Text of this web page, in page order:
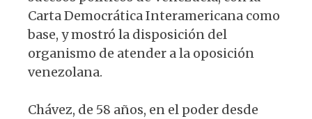
Carta Democrática Interamericana como
base, y mostró la disposición del
organismo de atender a la oposición
venezolana.
Chávez, de 58 años, en el poder desde